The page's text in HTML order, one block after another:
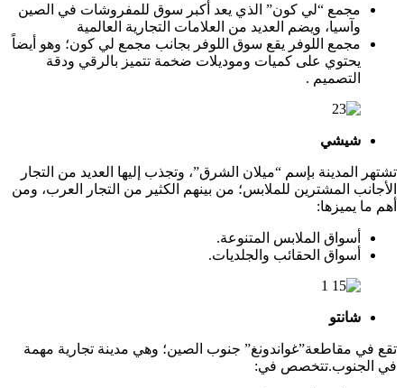
مجمع “لي كون” الذي يعد أكبر سوق للمفروشات في الصين
وآسيا، ويضم العديد من العلامات التجارية العالمية
مجمع اللوفر يقع سوق اللوفر بجانب مجمع لي كون؛ وهو أيضاً
يحتوي على كميات وموديلات ضخمة تتميز بالرقي ودقة
التصميم .
شيشي
تشتهر المدينة بإسم “ميلان الشرق”، وتجذب إليها العديد من التجار
الأجانب المشترين للملابس؛ من بينهم الكثير من التجار العرب، ومن
أهم ما يميزها:
أسواق الملابس المتنوعة.
أسواق الحقائب والجلديات.
شانتو
تقع في مقاطعة”غواندونغ” جنوب الصين؛ وهي مدينة تجارية مهمة
في الجنوب.تتخصص في: